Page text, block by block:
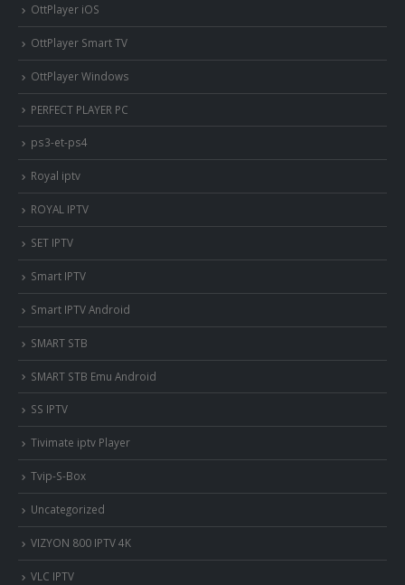
OttPlayer iOS
OttPlayer Smart TV
OttPlayer Windows
PERFECT PLAYER PC
ps3-et-ps4
Royal iptv
ROYAL IPTV
SET IPTV
Smart IPTV
Smart IPTV Android
SMART STB
SMART STB Emu Android
SS IPTV
Tivimate iptv Player
Tvip-S-Box
Uncategorized
VIZYON 800 IPTV 4K
VLC IPTV